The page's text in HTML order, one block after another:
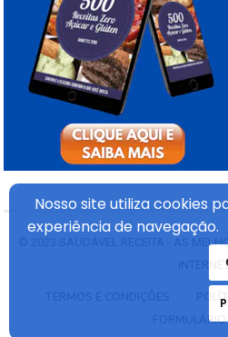
SAUDÁVEL RECEITA - AS
FORMULÁRIO
Nosso site utiliza cookies
experiênciade navegação.